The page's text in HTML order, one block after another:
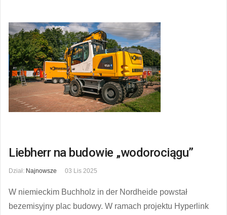
Liebherr na budowie „wodorociągu”
Dział: Najnowsze 03 Lis 2025
W niemieckim Buchholz in der Nordheide powstał
bezemisyjny plac budowy. W ramach projektu Hyperlink